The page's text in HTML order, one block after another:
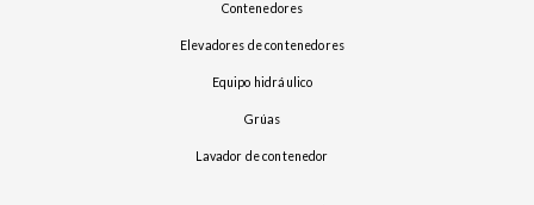
contenedores
elevadores de contenedores
equipo hidráulico
grúas
lavador de contenedor